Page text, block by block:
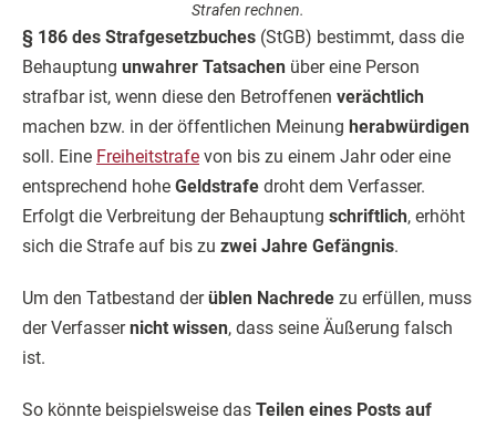
Strafen rechnen.
§ 186 des Strafgesetzbuches (StGB) bestimmt, dass die
Behauptung unwahrer Tatsachen über eine Person
strafbar ist, wenn diese den Betroffenen verächtlich
machen bzw. in der öffentlichen Meinung herabwürdigen
soll. Eine Freiheitstrafe von bis zu einem Jahr oder eine
entsprechend hohe Geldstrafe droht dem Verfasser.
Erfolgt die Verbreitung der Behauptung schriftlich, erhöht
sich die Strafe auf bis zu zwei Jahre Gefängnis.
Um den Tatbestand derüblen Nachrede zu erfüllen, muss
der Verfassernicht wissen, dass seine Äußerung falsch
ist.
So könnte beispielsweise das Teilen eines Posts auf